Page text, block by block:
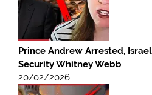
Prince Andrew Arrested,
Security Whitney Webb
20/02/2026